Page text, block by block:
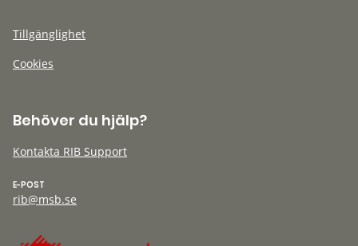
Tillgänglighet
Cookies
Behöver du hjälp?
Kontakta RIB Support
E-POST
rib@msb.se